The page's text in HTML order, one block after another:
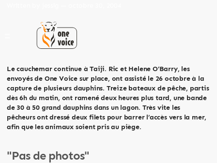
Le cauchemar continue à Taiji. Ric et Helene O’Barry, les
envoyés de One Voice sur place, ont assisté le 26 octobre à la
capture de plusieurs dauphins. Treize bateaux de pêche, partis
dès 6h du matin, ont ramené deux heures plus tard, une bande
de 30 à 50 grand dauphins dans un lagon. Très vite les
pêcheurs ont dressé deux filets pour barrer l’accès vers la mer,
afin que les animaux soient pris au piège.
"Pas de photos"